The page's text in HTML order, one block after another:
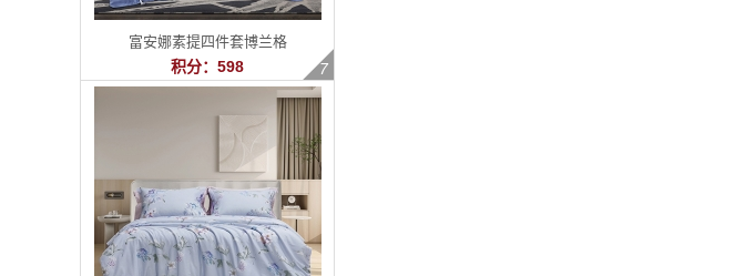
富安娜素提四件套博兰格
积分：598